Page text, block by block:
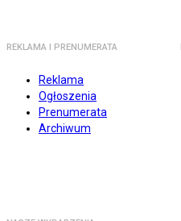
REKLAMA I PRENUMERATA
Reklama
Ogłoszenia
Prenumerata
Archiwum